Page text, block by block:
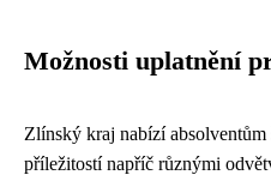
Možnosti uplatnění
Zlínský kraj nabízí
příležitostí napříč různými